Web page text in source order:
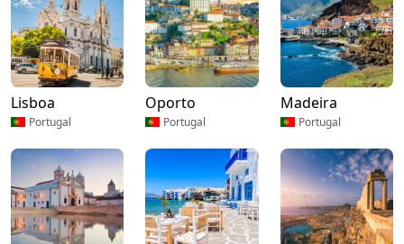
Lisboa
Portugal
Oporto
Portugal
Madeira
Portugal